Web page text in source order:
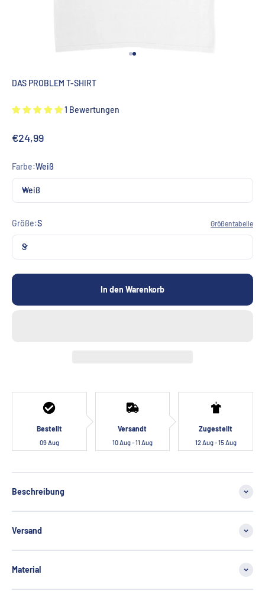
DAS PROBLEM T-SHIRT
1 Bewertungen
Angebot
€24,99
Farbe:Weiß
Weiß
Größe:S Größentabelle
S
In den Warenkorb
Bestellt
09 Aug
Versandt
10 Aug - 11 Aug
Zugestellt
12 Aug - 15 Aug
Beschreibung
Versand
Material